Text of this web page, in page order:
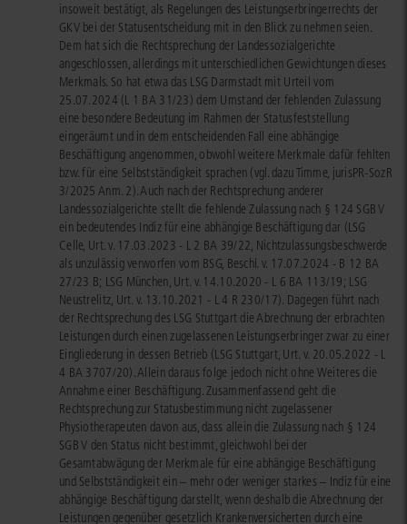
insoweit bestätigt, als Regelungen des Leistungserbringerrechts der
GKV bei der Statusentscheidung mit in den Blick zu nehmen seien.
Dem hat sich die Rechtsprechung der Landessozialgerichte
angeschlossen, allerdings mit unterschiedlichen Gewichtungen dieses
Merkmals. So hat etwa das LSG Darmstadt mit Urteil vom
25.07.2024 (L 1 BA 31/23) dem Umstand der fehlenden Zulassung
eine besondere Bedeutung im Rahmen der Statusfeststellung
eingeräumt und in dem entscheidenden Fall eine abhängige
Beschäftigung angenommen, obwohl weitere Merkmale dafür fehlten
bzw. für eine Selbstständigkeit sprachen (vgl. dazu Timme, jurisPR-SozR
3/2025 Anm. 2). Auch nach der Rechtsprechung anderer
Landessozialgerichte stellt die fehlende Zulassung nach § 124 SGB V
ein bedeutendes Indiz für eine abhängige Beschäftigung dar (LSG
Celle, Urt. v. 17.03.2023 - L 2 BA 39/22, Nichtzulassungsbeschwerde
als unzulässig verworfen vom BSG, Beschl. v. 17.07.2024 - B 12 BA
27/23 B; LSG München, Urt. v. 14.10.2020 - L 6 BA 113/19; LSG
Neustrelitz, Urt. v. 13.10.2021 - L 4 R 230/17). Dagegen führt nach
der Rechtsprechung des LSG Stuttgart die Abrechnung der erbrachten
Leistungen durch einen zugelassenen Leistungserbringer zwar zu einer
Eingliederung in dessen Betrieb (LSG Stuttgart, Urt. v. 20.05.2022 - L
4 BA 3707/20). Allein daraus folge jedoch nicht ohne Weiteres die
Annahme einer Beschäftigung. Zusammenfassend geht die
Rechtsprechung zur Statusbestimmung nicht zugelassener
Physiotherapeuten davon aus, dass allein die Zulassung nach § 124
SGB V den Status nicht bestimmt, gleichwohl bei der
Gesamtabwägung der Merkmale für eine abhängige Beschäftigung
und Selbstständigkeit ein – mehr oder weniger starkes – Indiz für eine
abhängige Beschäftigung darstellt, wenn deshalb die Abrechnung der
Leistungen gegenüber gesetzlich Krankenversicherten durch eine